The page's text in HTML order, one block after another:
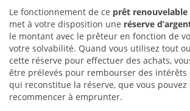
Le fonctionnement de ce prêt renouvelable
met à votre disposition une réserve
le montant avec le prêteur en fonction de
votre solvabilité. Quand vous utilisez tout
cette réserve pour effectuer des achats,
être prélevés pour rembourser des intérêts
qui reconstitue la réserve, que vous pouvez
recommencer à emprunter.